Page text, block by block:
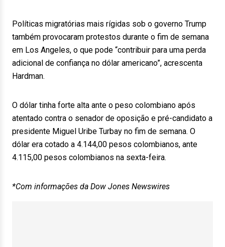
Políticas migratórias mais rígidas sob o governo Trump
também provocaram protestos durante o fim de semana
em Los Angeles, o que pode “contribuir para uma perda
adicional de confiança no dólar americano”, acrescenta
Hardman.
O dólar tinha forte alta ante o peso colombiano após
atentado contra o senador de oposição e pré-candidato a
presidente Miguel Uribe Turbay no fim de semana. O
dólar era cotado a 4.144,00 pesos colombianos, ante
4.115,00 pesos colombianos na sexta-feira.
*Com informações da Dow Jones Newswires